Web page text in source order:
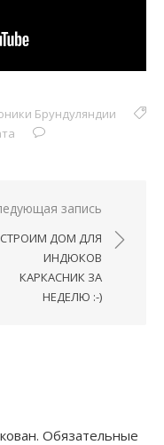
Брундуляндии
запись
СТРОИМ ДОМ ДЛЯ
ИНДЮКОВ
КАРКАСНИК ЗА
НЕДЕЛЮ :-)
Обязательные